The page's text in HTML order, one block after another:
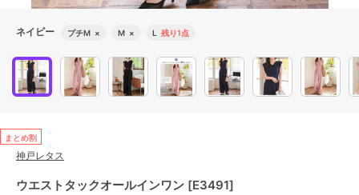
ネイビー プチM × M × L 残り1点
まとめ割
神戸レタス
ウエストタックオールインワン [E3491]